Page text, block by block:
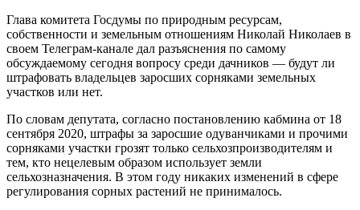
Глава комитета Госдумы по природным ресурсам,
собственности и земельным отношениям Николай Николаев в
своем Телеграм-канале дал разъяснения по самому
обсуждаемому сегодня вопросу среди дачников — будут ли
штрафовать владельцев заросших сорняками земельных
участков или нет.
По словам депутата, согласно постановлению кабмина от 18
сентября 2020, штрафы за заросшие одуванчиками и прочими
сорняками участки грозят только сельхозпроизводителям и
тем, кто нецелевым образом использует земли
сельхозназначения. В этом году никаких изменений в сфере
регулирования сорных растений не принималось.